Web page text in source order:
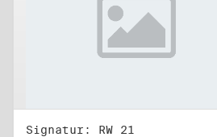
Signatur: RW 21